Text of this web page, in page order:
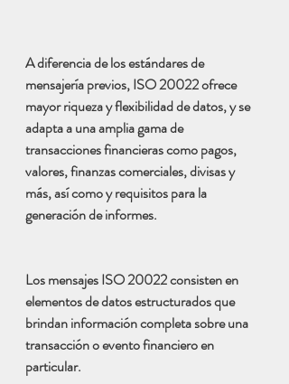
A diferencia de los estándares de
mensajería previos, ISO 20022 ofrece
mayor riqueza y flexibilidad de datos, y se
adapta a una amplia gama de
transacciones financieras como pagos,
valores, finanzas comerciales, divisas y
más, así como y requisitos para la
generación de informes.
Los mensajes ISO 20022 consisten en
elementos de datos estructurados que
brindan información completa sobre una
transacción o evento financiero en
particular.